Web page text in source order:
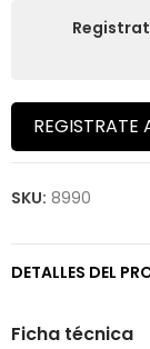
REGISTRATE
SKU: 8990
DETALLES DEL
Ficha técnica